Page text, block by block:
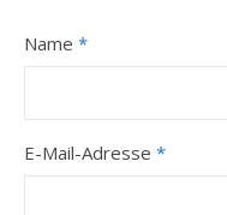
Name *
E-Mail-Adresse *